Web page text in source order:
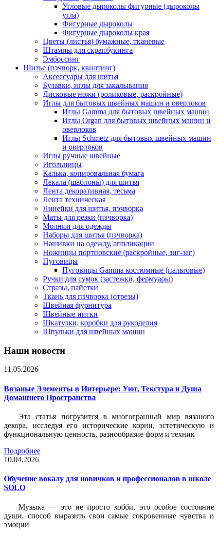
Угловые дыроколы фигурные (дыроколы
угла)
Фигурные дыроколы
Фигурные дыроколы края
Цветы (листья) бумажные, тканевые
Штампы для скрапбукинга
Эмбоссинг
Шитье (пэчворк, квилтинг)
Аксессуары для шитья
Булавки, иглы для закалывания
Дисковые ножи (роликовые, раскройные)
Иглы для бытовых швейных машин и оверлоков
Иглы Gamma для бытовых швейных машин
Иглы Organ для бытовых швейных машин и
оверлоков
Иглы Schmetz для бытовых швейных машин
и оверлоков
Иглы ручные швейные
Игольницы
Калька, копировальная бумага
Лекала (шаблоны) для шитья
Лента декоративная, тесьма
Лента техническая
Линейки для шитья, пэчворка
Маты для резки (пэчворка)
Молнии для одежды
Наборы для шитья (пэчворка)
Нашивки на одежду, аппликации
Ножницы портновские (раскройные, зиг-заг)
Пуговицы
Пуговицы Gamma костюмные (пальтовые)
Ручки для сумок (застежки, фермуары)
Стразы, пайетки
Ткань для пэчворка (отрезы)
Швейная фурнитура
Швейные нитки
Шкатулки, коробки для рукоделия
Шпульки для швейных машин
Наши новости
11.05.2026
Вязаные Элементы в Интерьере: Уют, Текстура и Душа
Домашнего Пространства
Эта статья погрузится в многогранный мир вязаного
декора, исследуя его исторические корни, эстетическую и
функциональную ценность, разнообразие форм и техник
Подробнее
10.04.2026
Обучение вокалу для новичков и профессионалов в школе
SOLO
Музыка — это не просто хобби, это особое состояние
души, способ выразить свои самые сокровенные чувства и
эмоции